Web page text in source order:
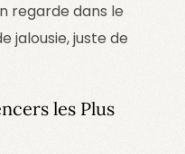
regarde dans le
jalousie, juste de
les Plus